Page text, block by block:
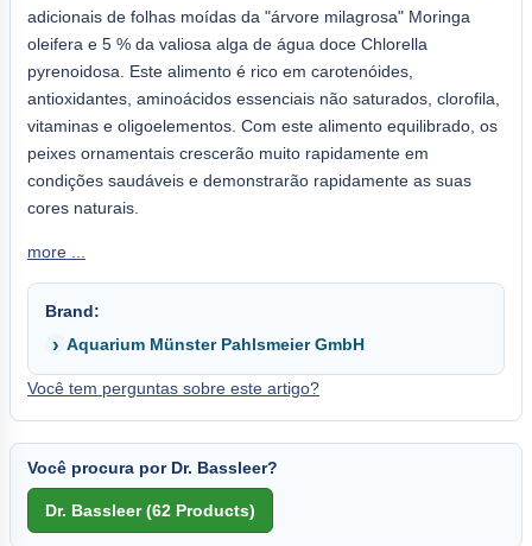
adicionais de folhas moídas da "árvore milagrosa" Moringa
oleifera e 5 % da valiosa alga de água doce Chlorella
pyrenoidosa. Este alimento é rico em carotenóides,
antioxidantes, aminoácidos essenciais não saturados, clorofila,
vitaminas e oligoelementos. Com este alimento equilibrado, os
peixes ornamentais crescerão muito rapidamente em
condições saudáveis e demonstrarão rapidamente as suas
cores naturais.
more ...
Brand:
Aquarium Münster Pahlsmeier GmbH
Você tem perguntas sobre este artigo?
Você procura por Dr. Bassleer?